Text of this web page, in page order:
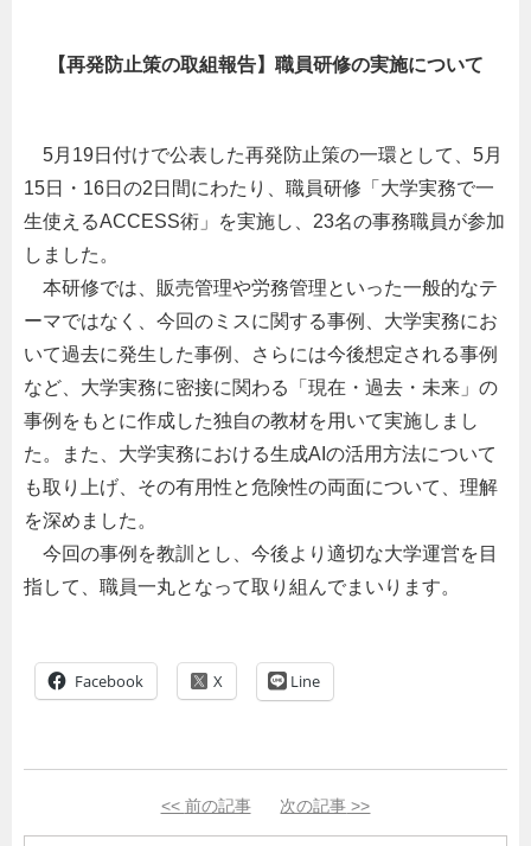
【再発防止策の取組報告】職員研修の実施について
5月19日付けで公表した再発防止策の一環として、5月
15日・16日の2日間にわたり、職員研修「大学実務で一
生使えるACCESS術」を実施し、23名の事務職員が参加
しました。
本研修では、販売管理や労務管理といった一般的なテ
ーマではなく、今回のミスに関する事例、大学実務にお
いて過去に発生した事例、さらには今後想定される事例
など、大学実務に密接に関わる「現在・過去・未来」の
事例をもとに作成した独自の教材を用いて実施しまし
た。また、大学実務における生成AIの活用方法について
も取り上げ、その有用性と危険性の両面について、理解
を深めました。
今回の事例を教訓とし、今後より適切な大学運営を目
指して、職員一丸となって取り組んでまいります。
Facebook Line
<< 前の記事 次の記事 >>